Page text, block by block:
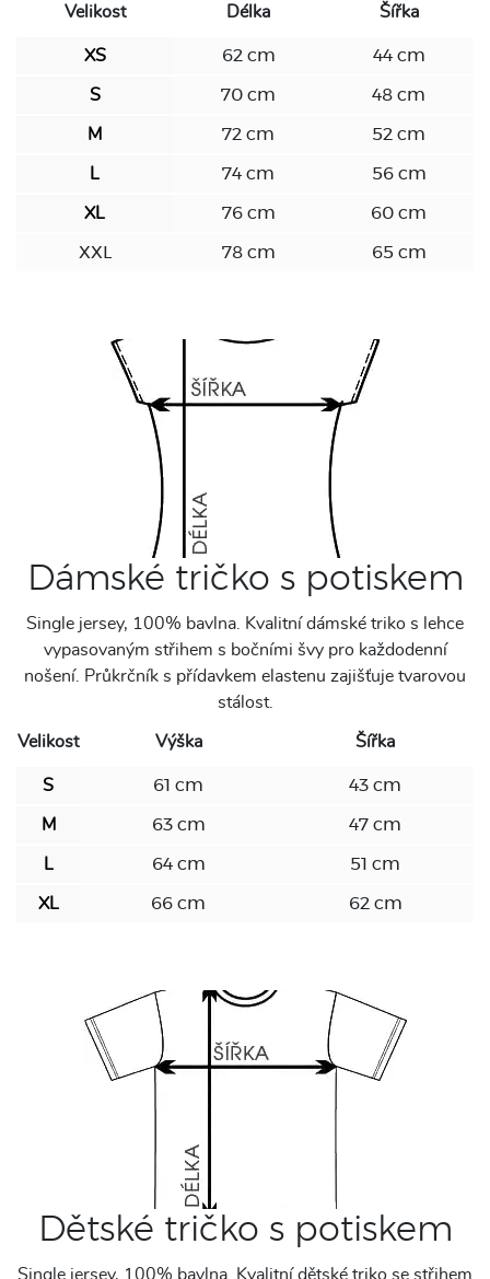
Velikost Délka Šířka
XS 62 cm 44 cm
S 70 cm 48 cm
M 72 cm 52 cm
L 74 cm 56 cm
XL 76 cm 60 cm
XXL 78 cm 65 cm
Dámské tričko s potiskem
Single jersey, 100% bavlna. Kvalitní dámské triko s lehce
vypasovaným střihem s bočními švy pro každodenní
nošení. Průkrčník s přídavkem elastenu zajišťuje tvarovou
stálost.
Velikost Výška Šířka
S 61 cm 43 cm
M 63 cm 47 cm
L 64 cm 51 cm
XL 66 cm 62 cm
Dětské tričko s potiskem
Single jersey, 100% bavlna. Kvalitní dětské triko se střihem